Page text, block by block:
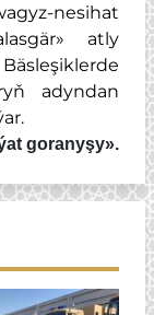
nesihat
atly
adyndan
goranyşy».